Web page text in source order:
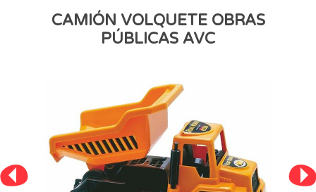
CAMIÓN VOLQUETE OBRAS
PÚBLICAS AVC